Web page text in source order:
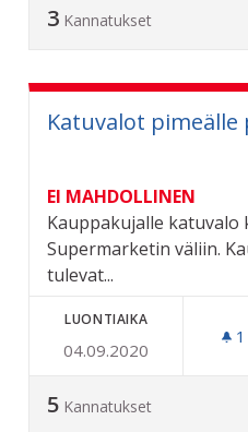
3 Kannatukset
Katuvalot
EI MAHDOLLINEN
Kauppakujalle katuvalo
Supermarketin väliin.
tulevat...
LUONTIAIKA
04.09.2020
1
5 Kannatukset